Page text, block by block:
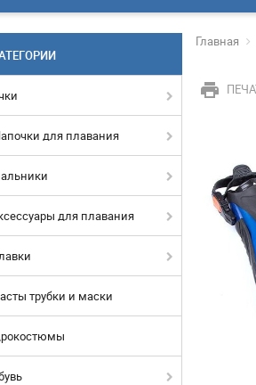
для плавания
для плавания
трубки и маски
Главная
print